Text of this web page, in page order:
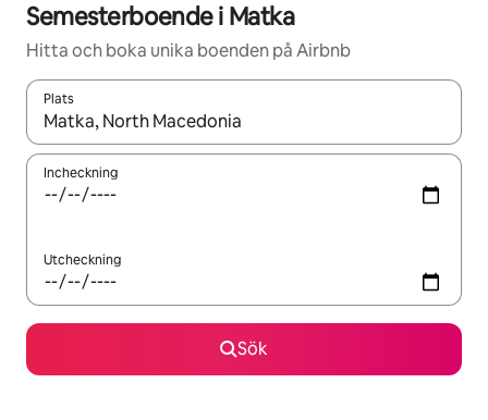
Semesterboende i Matka
Hitta och boka unika boenden på Airbnb
Plats
När resultaten är tillgängliga kan du navigera med upp- och
Incheckning
Utcheckning
Sök